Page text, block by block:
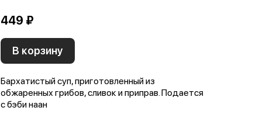
449 ₽
В корзину
Бархатистый суп, приготовленный из
обжаренных грибов, сливок и приправ. Подается
с бэби наан